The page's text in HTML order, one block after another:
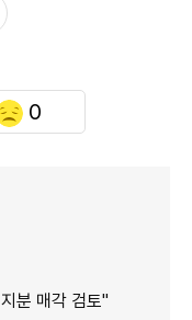
0
분 매각 검토"